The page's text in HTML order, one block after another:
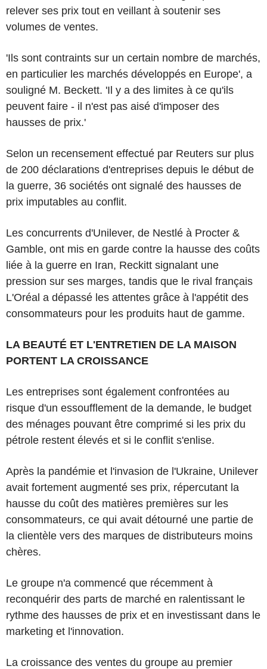
relever ses prix tout en veillant à soutenir ses
volumes de ventes.
'Ils sont contraints sur un certain nombre de marchés,
en particulier les marchés développés en Europe', a
souligné M. Beckett. 'Il y a des limites à ce qu'ils
peuvent faire - il n'est pas aisé d'imposer des
hausses de prix.'
Selon un recensement effectué par Reuters sur plus
de 200 déclarations d'entreprises depuis le début de
la guerre, 36 sociétés ont signalé des hausses de
prix imputables au conflit.
Les concurrents d'Unilever, de Nestlé à Procter &
Gamble, ont mis en garde contre la hausse des coûts
liée à la guerre en Iran, Reckitt signalant une
pression sur ses marges, tandis que le rival français
L'Oréal a dépassé les attentes grâce à l'appétit des
consommateurs pour les produits haut de gamme.
LA BEAUTÉ ET L'ENTRETIEN DE LA MAISON
PORTENT LA CROISSANCE
Les entreprises sont également confrontées au
risque d'un essoufflement de la demande, le budget
des ménages pouvant être comprimé si les prix du
pétrole restent élevés et si le conflit s'enlise.
Après la pandémie et l'invasion de l'Ukraine, Unilever
avait fortement augmenté ses prix, répercutant la
hausse du coût des matières premières sur les
consommateurs, ce qui avait détourné une partie de
la clientèle vers des marques de distributeurs moins
chères.
Le groupe n'a commencé que récemment à
reconquérir des parts de marché en ralentissant le
rythme des hausses de prix et en investissant dans le
marketing et l'innovation.
La croissance des ventes du groupe au premier